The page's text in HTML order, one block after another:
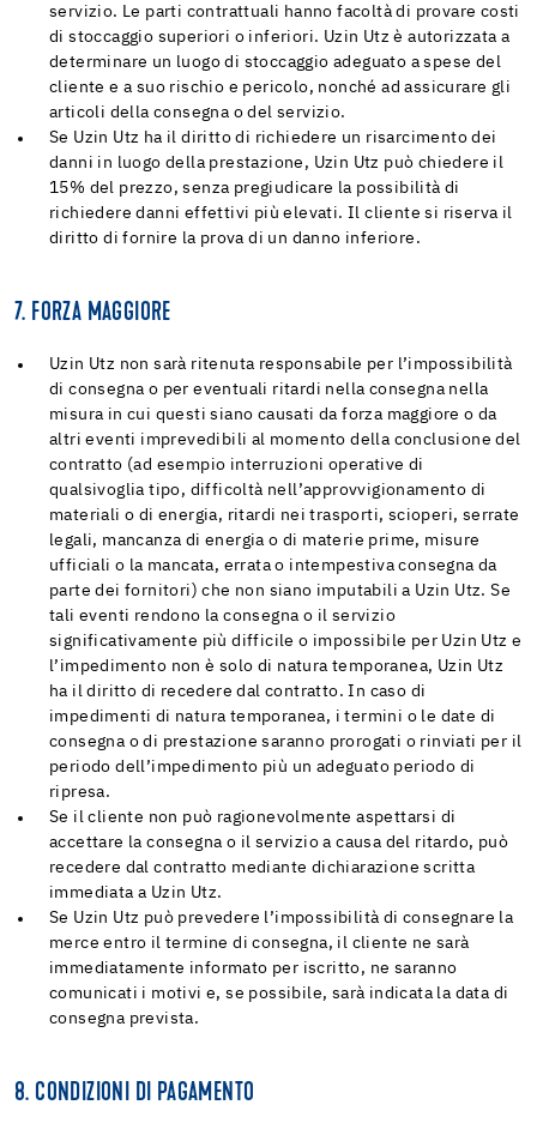
servizio. Le parti contrattuali hanno facoltà di provare costi
di stoccaggio superiori o inferiori. Uzin Utz è autorizzata a
determinare un luogo di stoccaggio adeguato a spese del
cliente e a suo rischio e pericolo, nonché ad assicurare gli
articoli della consegna o del servizio.
Se Uzin Utz ha il diritto di richiedere un risarcimento dei
danni in luogo della prestazione, Uzin Utz può chiedere il
15% del prezzo, senza pregiudicare la possibilità di
richiedere danni effettivi più elevati. Il cliente si riserva il
diritto di fornire la prova di un danno inferiore.
7. FORZA MAGGIORE
Uzin Utz non sarà ritenuta responsabile per l’impossibilità
di consegna o per eventuali ritardi nella consegna nella
misura in cui questi siano causati da forza maggiore o da
altri eventi imprevedibili al momento della conclusione del
contratto (ad esempio interruzioni operative di
qualsivoglia tipo, difficoltà nell’approvvigionamento di
materiali o di energia, ritardi nei trasporti, scioperi, serrate
legali, mancanza di energia o di materie prime, misure
ufficiali o la mancata, errata o intempestiva consegna da
parte dei fornitori) che non siano imputabili a Uzin Utz. Se
tali eventi rendono la consegna o il servizio
significativamente più difficile o impossibile per Uzin Utz e
l’impedimento non è solo di natura temporanea, Uzin Utz
ha il diritto di recedere dal contratto. In caso di
impedimenti di natura temporanea, i termini o le date di
consegna o di prestazione saranno prorogati o rinviati per il
periodo dell’impedimento più un adeguato periodo di
ripresa.
Se il cliente non può ragionevolmente aspettarsi di
accettare la consegna o il servizio a causa del ritardo, può
recedere dal contratto mediante dichiarazione scritta
immediata a Uzin Utz.
Se Uzin Utz può prevedere l’impossibilità di consegnare la
merce entro il termine di consegna, il cliente ne sarà
immediatamente informato per iscritto, ne saranno
comunicati i motivi e, se possibile, sarà indicata la data di
consegna prevista.
8. CONDIZIONI DI PAGAMENTO